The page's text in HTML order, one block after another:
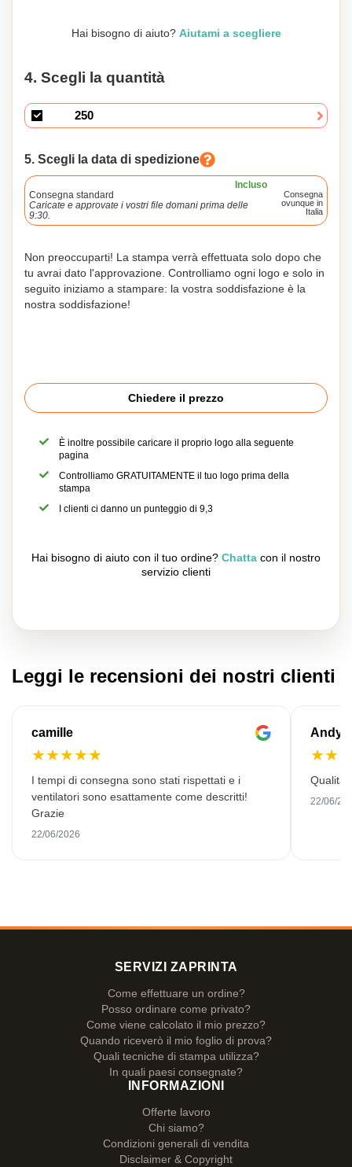
Hai bisogno di aiuto? Aiutami a scegliere
4. Scegli la quantità
5. Scegli la data di spedizione
Incluso
Consegna standard
Caricate e approvate i vostri file domani prima delle
9:30.
Consegna
ovunque in
Italia
Non preoccuparti! La stampa verrà effettuata solo dopo che
tu avrai dato l'approvazione. Controlliamo ogni logo e solo in
seguito iniziamo a stampare: la vostra soddisfazione è la
nostra soddisfazione!
Chiedere il prezzo
È inoltre possibile caricare il proprio logo alla seguente
pagina
Controlliamo GRATUITAMENTE il tuo logo prima della
stampa
I clienti ci danno un punteggio di 9,3
Hai bisogno di aiuto con il tuo ordine? Chatta con il nostro
servizio clienti
Leggi le recensioni dei nostri clienti
camille
★★★★★
I tempi di consegna sono stati rispettati e i
ventilatori sono esattamente come descritti!
Grazie
22/06/2026
Andy
★★
Qualità
22/06/
SERVIZI ZAPRINTA
Come effettuare un ordine?
Posso ordinare come privato?
Come viene calcolato il mio prezzo?
Quando riceverò il mio foglio di prova?
Quali tecniche di stampa utilizza?
In quali paesi consegnate?
INFORMAZIONI
Offerte lavoro
Chi siamo?
Condizioni generali di vendita
Disclaimer & Copyright